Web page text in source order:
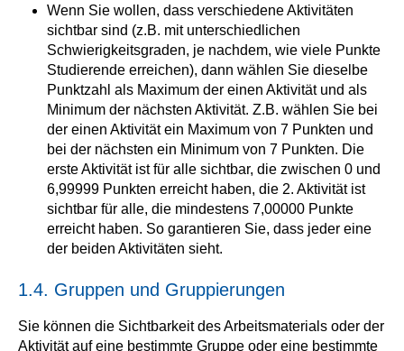
Wenn Sie wollen, dass verschiedene Aktivitäten
sichtbar sind (z.B. mit unterschiedlichen
Schwierigkeitsgraden, je nachdem, wie viele Punkte
Studierende erreichen), dann wählen Sie dieselbe
Punktzahl als Maximum der einen Aktivität und als
Minimum der nächsten Aktivität. Z.B. wählen Sie bei
der einen Aktivität ein Maximum von 7 Punkten und
bei der nächsten ein Minimum von 7 Punkten. Die
erste Aktivität ist für alle sichtbar, die zwischen 0 und
6,99999 Punkten erreicht haben, die 2. Aktivität ist
sichtbar für alle, die mindestens 7,00000 Punkte
erreicht haben. So garantieren Sie, dass jeder eine
der beiden Aktivitäten sieht.
1.4. Gruppen und Gruppierungen
Sie können die Sichtbarkeit des Arbeitsmaterials oder der
Aktivität auf eine bestimmte Gruppe oder eine bestimmte